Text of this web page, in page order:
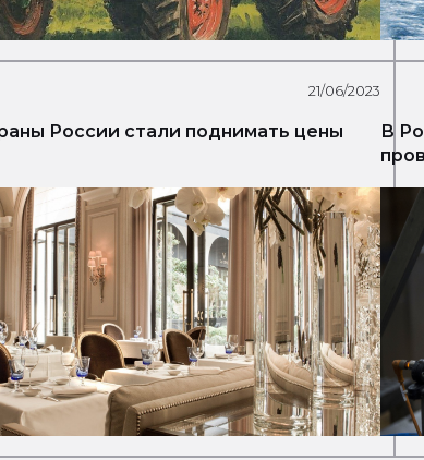
21/06/2023
России стали поднимать цены
В